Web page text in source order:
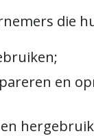
die
en